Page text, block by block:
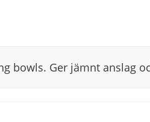
bowls. Ger jämnt anslag